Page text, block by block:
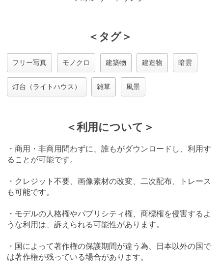
＜タグ＞
フリー写真 モノクロ 建築物 建造物 暗雲
灯台（ライトハウス） 雑草 風景
＜利用について＞
・商用・非商用問わずに、誰もがダウンロードし、利用す
ることが可能です。
・クレジット不要、画像素材の改変、二次配布、トレース
も可能です。
・モデルの人格権やパブリシティ権、商標権を侵害するよ
うな利用は、訴えられる可能性があります。
・国によって著作権の保護期間が違う為、日本以外の国で
は著作権が残っている場合があります。